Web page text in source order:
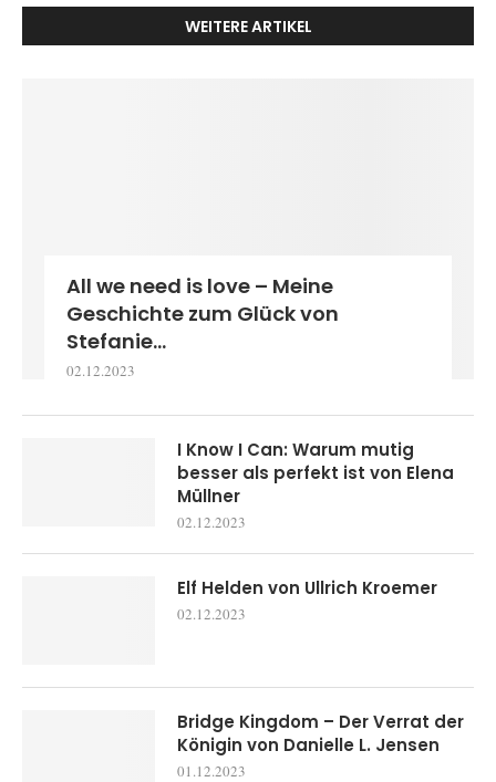
WEITERE ARTIKEL
All we need is love – Meine
Geschichte zum Glück von
Stefanie...
02.12.2023
I Know I Can: Warum mutig
besser als perfekt ist von Elena
Müllner
02.12.2023
Elf Helden von Ullrich Kroemer
02.12.2023
Bridge Kingdom – Der Verrat der
Königin von Danielle L. Jensen
01.12.2023